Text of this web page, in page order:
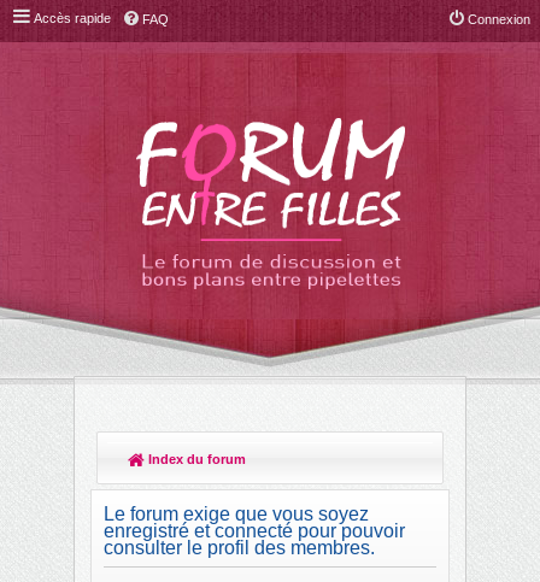
Accès rapide FAQ Connexion
Index du forum
ec
Le forum exige que vous soyez
enregistré et connecté pour pouvoir
consulter le profil des membres.